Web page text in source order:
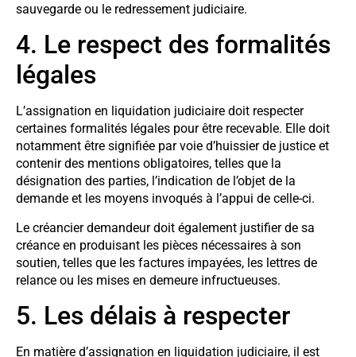
sauvegarde ou le redressement judiciaire.
4. Le respect des formalités
légales
L’assignation en liquidation judiciaire doit respecter
certaines formalités légales pour être recevable. Elle doit
notamment être signifiée par voie d’huissier de justice et
contenir des mentions obligatoires, telles que la
désignation des parties, l’indication de l’objet de la
demande et les moyens invoqués à l’appui de celle-ci.
Le créancier demandeur doit également justifier de sa
créance en produisant les pièces nécessaires à son
soutien, telles que les factures impayées, les lettres de
relance ou les mises en demeure infructueuses.
5. Les délais à respecter
En matière d’assignation en liquidation judiciaire, il est